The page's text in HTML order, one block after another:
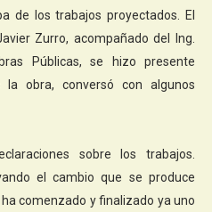
de los trabajos proyectados. El
Zurro, acompañado del Ing.
Públicas, se hizo presente
la obra, conversó con algunos
sobre los trabajos.
el cambio que se produce
comenzado y finalizado ya uno